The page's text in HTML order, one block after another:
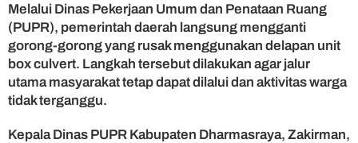
n
g
u
t
u
i
Melalui Dinas Pekerjaan Umum dan Penataan Ruang
(PUPR), pemerintah daerah langsung mengganti
gorong-gorong yang rusak menggunakan delapan unit
box culvert. Langkah tersebut dilakukan agar jalur
utama masyarakat tetap dapat dilalui dan aktivitas warga
tidak terganggu.
Kepala Dinas PUPR Kabupaten Dharmasraya, Zakirman,